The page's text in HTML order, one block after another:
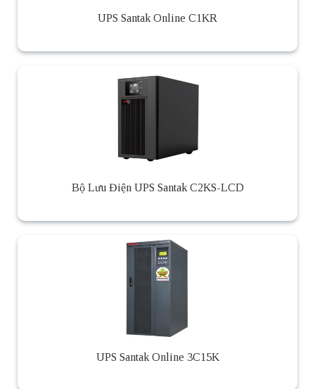
UPS Santak Online C1KR
Bộ Lưu Điện UPS Santak C2KS-LCD
UPS Santak Online 3C15K